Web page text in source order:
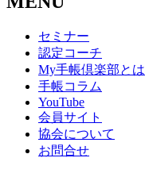
セミナー
認定コーチ
My手帳倶楽部とは
手帳コラム
YouTube
会員サイト
協会について
お問合せ